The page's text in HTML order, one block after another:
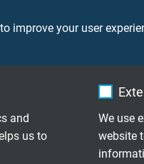
improve your user
and
us to
We use
website